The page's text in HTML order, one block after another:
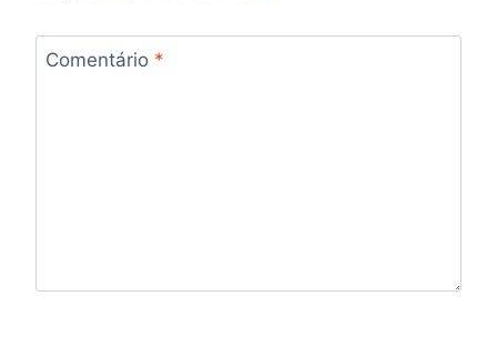
Comentário *